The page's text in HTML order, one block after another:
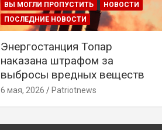
ВЫ МОГЛИ ПРОПУСТИТЬ
НОВОСТИ
ПОСЛЕДНИЕ НОВОСТИ
Энергостанция Топар
наказана штрафом за
выбросы вредных веществ
6 мая, 2026 Patriotnews